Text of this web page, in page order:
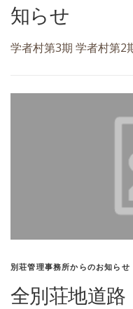
知らせ
学者村第3期 学者村第2
別荘管理事務所からのお知らせ
全別荘地道